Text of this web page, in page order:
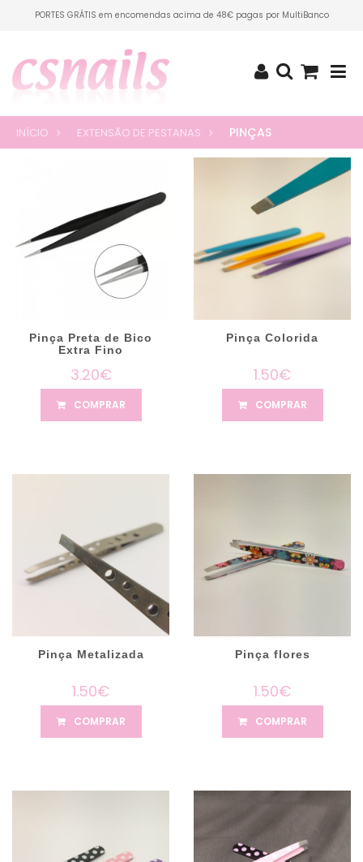
PORTES GRÁTIS em encomendas acima de 48€ pagas por MultiBanco
INÍCIO EXTENSÃO DE PESTANAS PINÇAS
Pinça Preta de Bico
Extra Fino
3.20€
COMPRAR
Pinça Colorida
1.50€
COMPRAR
Pinça Metalizada
1.50€
COMPRAR
Pinça flores
1.50€
COMPRAR